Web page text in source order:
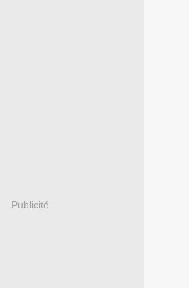
Publicité